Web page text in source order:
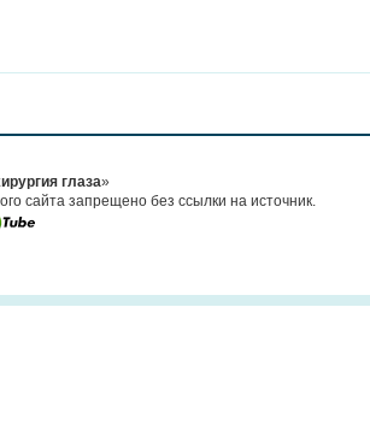
глаза»
сайта запрещено без ссылки на источник.